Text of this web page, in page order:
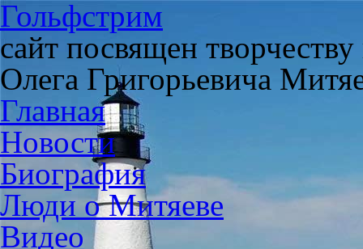
Гольфстрим
сайт посвящен
Олега Григорьевича
Главная
Новости
Биография
Люди о Митяеве
Видео